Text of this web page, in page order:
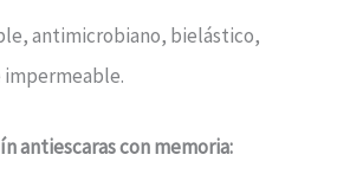
antimicrobiano, bielástico,
antiescaras con memoria: